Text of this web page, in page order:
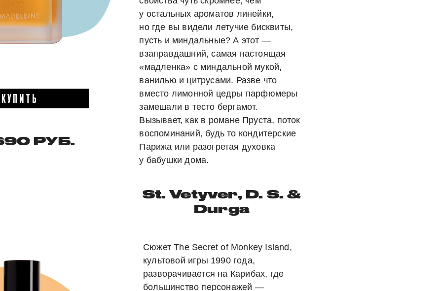
КУПИТЬ
РУБ.
у остальных ароматов линейки,
но где вы видели летучие бисквиты,
пусть и миндальные? А этот —
взаправдашний, самая настоящая
«мадленка» с миндальной мукой,
ванилью и цитрусами. Разве что
вместо лимонной цедры парфюмеры
замешали в тесто бергамот.
Вызывает, как в романе Пруста, поток
воспоминаний, будь то кондитерские
Парижа или разогретая духовка
у бабушки дома.
St. Vetyver, D. S. &
Durga
Сюжет The Secret of Monkey Island,
культовой игры 1990 года,
разворачивается на Карибах, где
большинство персонажей —